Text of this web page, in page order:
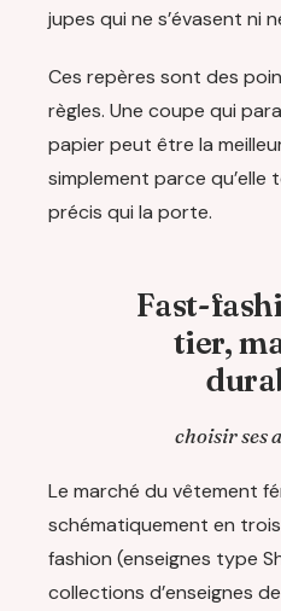
jupes qui ne s’évasent ni
Ces repères sont des
règles. Une coupe qui
papier peut être la
simplement parce
précis qui la porte.
Fast-
tier,
choisir ses
Le marché du vêtement
schématiquement en
fashion (enseignes type
collections d’enseignes